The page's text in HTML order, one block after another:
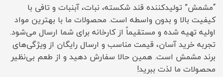
“مشمش” تولیدکننده قند شکسته، نبات، آبنبات و تافی با
کیفیت بالا و بدون واسطه است. محصولات ما با بهترین مواد
اولیه تهیه شده و مستقیماً از کارخانه برای شما ارسال می‌شود.
تجربه خرید آسان، قیمت مناسب و ارسال رایگان از ویژگی‌های
برند مشمش است. همین حالا سفارش دهید و از طعم بی‌نظیر
محصولات ما لذت ببرید!